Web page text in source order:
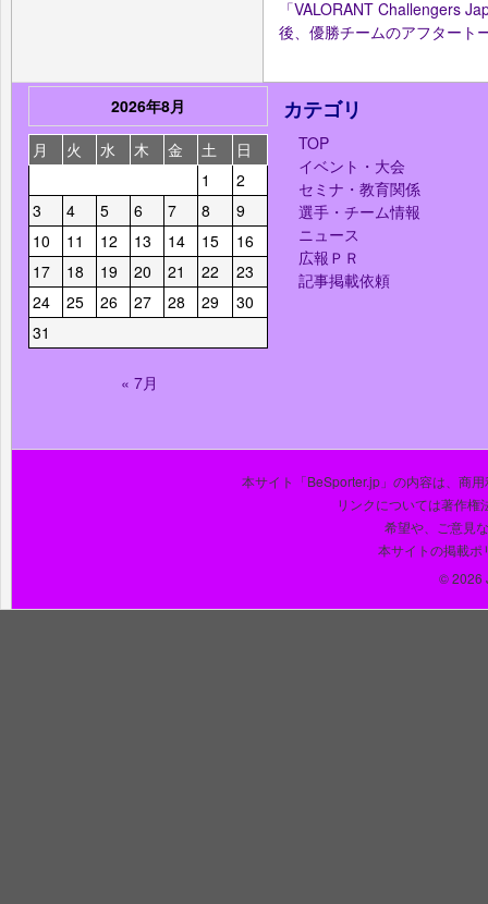
「VALORANT Challengers
後、優勝チームのアフタート
2026年8月
月
火 水 木 金 土
日
1
2
3
4 5 6 7 8
9
10
11 12 13 14 15
16
17
18 19 20 21 22
23
24
25 26 27 28 29
30
31
« 7月
カテゴリ
TOP
イベント・大会
セミナ・教育関係
選手・チーム情報
ニュース
広報ＰＲ
記事掲載依頼
本サイト「BeSporter.jp」の内容は、商
リンクについては著作権
希望や、ご意見
本サイトの掲載ポ
© 2026